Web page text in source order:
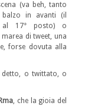
(va beh, tanto
balzo in avanti (il
al 17° posto) o
di tweet, una
forse dovuta alla
detto, o twittato, o
, che la gioia del